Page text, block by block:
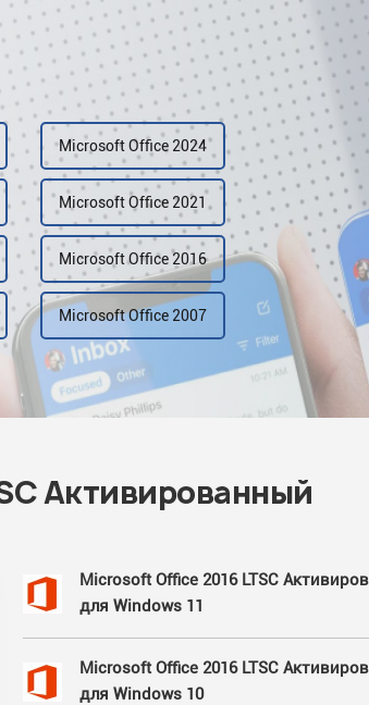
Microsoft Office 2024
Microsoft Office 2021
Microsoft Office 2016
Microsoft Office 2007
Активированный
Microsoft Office 2016 LTSC
для Windows 11
Microsoft Office 2016 LTSC
для Windows 10